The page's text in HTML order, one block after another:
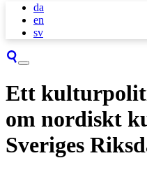
da
en
sv
Ett
om nordiskt
Sveriges